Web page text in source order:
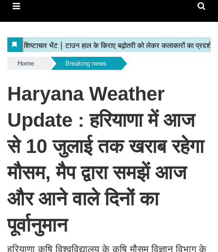
Home Breaking news
Haryana Weather
Update : हरियाणा में आज
से 10 जुलाई तक खराब रहेगा
मौसम, मैप द्वारा समझें आज
और आने वाले दिनों का
पूर्वानुमान
हरियाणा कृषि विश्वविद्यालय के कृषि मौसम विज्ञान विभाग के